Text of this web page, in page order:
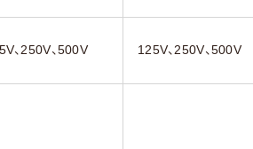
、250V、500V 125V、250V、500V